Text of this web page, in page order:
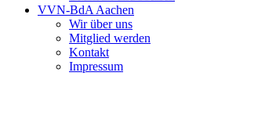
VVN-BdA Aachen
Wir über uns
Mitglied werden
Kontakt
Impressum